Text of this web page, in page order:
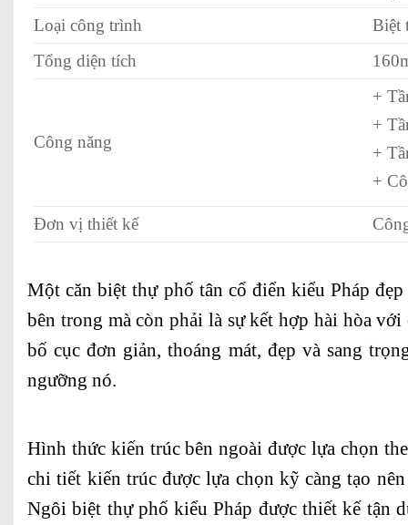
Loại công trình
Biệt
Tổng diện tích
Công năng
+
+
+
+
Đơn vị thiết kế
Một căn biệt thự phố tân cổ điển kiểu Pháp
bên trong mà còn phải là sự kết hợp hài hòa
bố cục đơn giản, thoáng mát, đẹp và sang
ngưỡng nó.
Hình thức kiến trúc bên ngoài được lựa chọn
chi tiết kiến trúc được lựa chọn kỹ càng tạo
Ngôi biệt thự phố kiểu Pháp được thiết kế tận